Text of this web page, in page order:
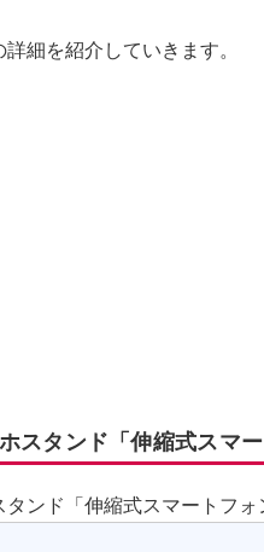
細を紹介していきます。
スタンド「伸縮式スマ
ンド「伸縮式スマートフ